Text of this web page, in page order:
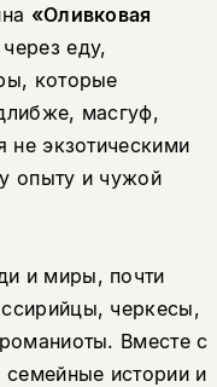
«Оливковая
еду,
которые
масгуф,
не экзотическими
опыту и чужой
и миры, почти
черкесы,
Вместе с
истории и